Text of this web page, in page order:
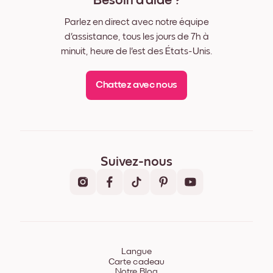
Parlez en direct avec notre équipe
d'assistance, tous les jours de 7h à
minuit, heure de l'est des États-Unis.
Chattez avec nous
Suivez-nous
Langue
Carte cadeau